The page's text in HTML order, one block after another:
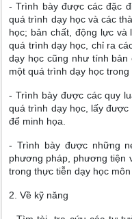
- Trình bày được các đặc
quá trình dạy học và các
học; bản chất, động lực và
quá trình dạy học, chỉ ra
dạy học cũng như tính bản
một quá trình dạy học
- Trình bày được các quy
quá trình dạy học, lấy
để minh họa.
- Trình bày được những
phương pháp, phương tiện
trong thực tiễn dạy học môn
2. Về kỹ năng